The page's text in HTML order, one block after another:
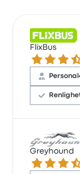
FlixBus
3.5 ur 5
Personal
Baserat på
stjärnor på
med
Greyhound
3.5 ur 5